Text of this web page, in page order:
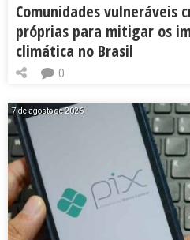
Comunidades vulneráveis
próprias para mitigar os
climática no Brasil
0
7 de agosto de 2026